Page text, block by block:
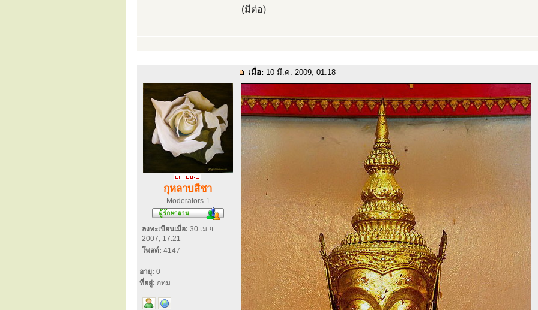
(มีต่อ)
เมื่อ: 10 มี.ค. 2009, 01:18
กุหลาบสีชา
Moderators-1
ลงทะเบียนเมื่อ: 30 เม.ย.
2007, 17:21
โพสต์: 4147
อายุ: 0
ที่อยู่: กทม.